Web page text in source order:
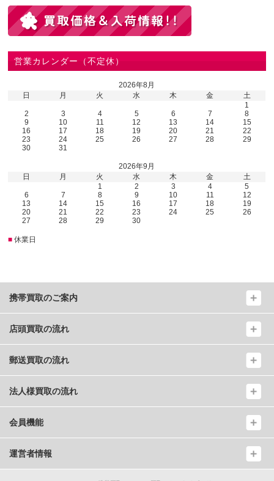
営業カレンダー（不定休）
2026年8月
日
月 火 水 木 金
土
1
2
3 4 5 6 7
8
9
10 11 12 13 14
15
16
17 18 19 20 21
22
23
24 25 26 27 28
29
30
31
2026年9月
日
月 火 水 木 金
土
1
2 3 4
5
6
7 8 9 10 11
12
13
14 15 16 17 18
19
20
21 22 23 24 25
26
27
28 29 30
■ 休業日
携帯買取のご案内
店頭買取の流れ
郵送買取の流れ
法人様買取の流れ
会員機能
運営者情報